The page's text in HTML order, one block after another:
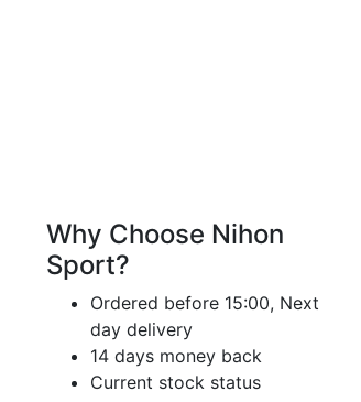
Why Choose Nihon
Sport?
Ordered before 15:00, Next
day delivery
14 days money back
Current stock status